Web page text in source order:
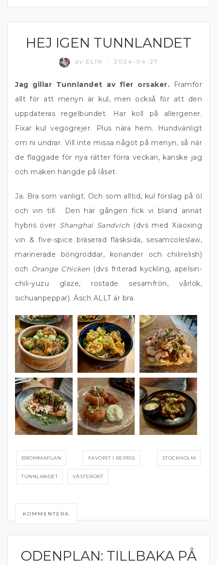
ÄTA UTE
HEJ IGEN TUNNLANDET
av ELIN 2024-04-27
Jag gillar Tunnlandet av fler orsaker. Framför
allt för att menyn är kul, men också för att den
uppdateras regelbundet. Har koll på allergener.
Fixar kul vegogrejer. Plus nära hem. Hundvänligt
om ni undrar. Vill inte missa något på menyn, så när
de flaggade för nya rätter förra veckan, kanske jag
och maken hängde på låset.
Ja. Bra som vanligt. Och som alltid, kul förslag på öl
och vin till. Den här gången fick vi bland annat
hybris över Shanghai Sandvich(dvs med Xiaoxing
vin & five-spice bräserad fläsksida, sesamcoleslaw,
marinerade böngroddar, koriander och chilirelish)
och Orange Chicken(dvs friterad kyckling, apelsin-
chili-yuzu glaze, rostade sesamfrön, vårlök,
sichuanpeppar). Äsch ALLT är bra.
BROMMAPLAN FAVORIT I REPRIS STOCKHOLM
TUNNLANDET VÄSTERORT
KOMMENTERA
ÄTA UTE
ODENPLAN: TILLBAKA PÅ